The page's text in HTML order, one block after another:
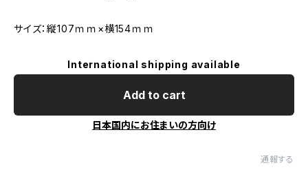
サイズ：縦107ｍｍ×横154ｍｍ
International shipping available
Add to cart
日本国内にお住まいの方向け
通報する